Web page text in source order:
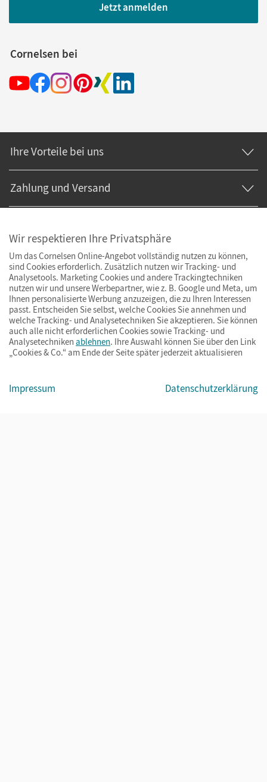
Jetzt anmelden
Cornelsen bei
Ihre Vorteile bei uns
Zahlung und Versand
© Cornelsen Verlag 2026
ImpressumAGBDatenschutzBarrierefreiheitCookies & Co.
Wir respektieren Ihre Privatsphäre
Um das Cornelsen Online-Angebot vollständig nutzen zu können,
sind Cookies erforderlich. Zusätzlich nutzen wir Tracking- und
Analysetools. Marketing Cookies und andere Trackingtechniken
nutzen wir und unsere Werbepartner, wie z. B. Google und Meta, um
Ihnen personalisierte Werbung anzuzeigen, die zu Ihren Interessen
passt. Entscheiden Sie selbst, welche Cookies Sie annehmen und
welche Tracking- und Analysetechniken Sie akzeptieren. Sie können
auch alle nicht erforderlichen Cookies sowie Tracking- und
Analysetechniken ablehnen. Ihre Auswahl können Sie über den Link
„Cookies & Co.“ am Ende der Seite später jederzeit aktualisieren
Impressum Datenschutzerklärung